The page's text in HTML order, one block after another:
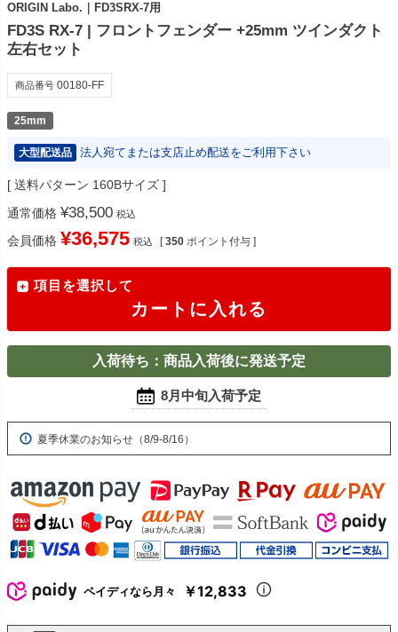
ORIGIN Labo.｜FD3SRX-7用
FD3S RX-7 | フロントフェンダー +25mm ツインダクト
左右セット
商品番号 00180-FF
25mm
大型配送品 法人宛てまたは支店止め配送をご利用下さい
送料パターン 160Bサイズ
通常価格 ¥38,500 税込
会員価格 ¥36,575 税込 [ 350 ポイント付与 ]
項目を選択して
カートに入れる
入荷待ち：商品入荷後に発送予定
8月中旬入荷予定
夏季休業のお知らせ（8/9-8/16）
ペイディなら月々 ￥12,833